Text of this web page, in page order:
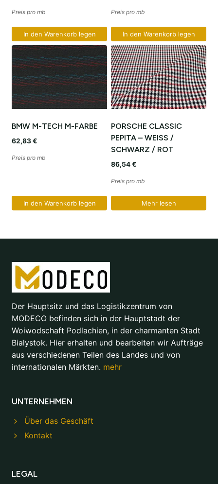
Preis pro mb
In den Warenkorb legen
Preis pro mb
In den Warenkorb legen
BMW M-TECH M-FARBE
62,83€
Preis pro mb
In den Warenkorb legen
PORSCHE CLASSIC
PEPITA – WEISS /
SCHWARZ / ROT
86,54€
Preis pro mb
Mehr lesen
Der Hauptsitz und das Logistikzentrum von
MODECO befinden sich in der Hauptstadt der
Woiwodschaft Podlachien, in der charmanten Stadt
Bialystok. Hier erhalten und bearbeiten wir Aufträge
aus verschiedenen Teilen des Landes und von
internationalen Märkten. mehr
UNTERNEHMEN
Über das Geschäft
Kontakt
LEGAL